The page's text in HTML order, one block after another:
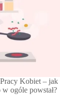
Kobiet – jak
ogóle powstał?